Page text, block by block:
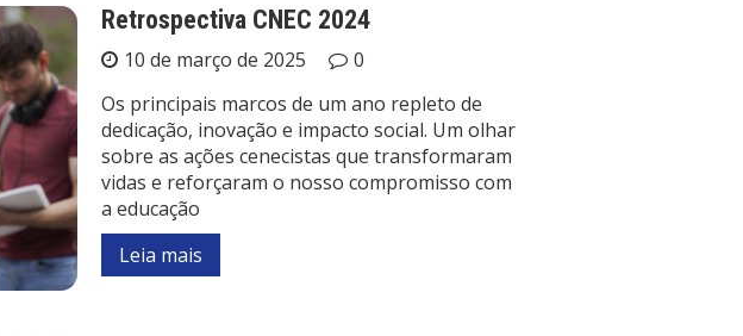
Retrospectiva CNEC 2024
10 de março de 2025
0
Os principais marcos de um ano repleto de
dedicação, inovação e impacto social. Um olhar
sobre as ações cenecistas que transformaram
vidas e reforçaram o nosso compromisso com
a educação
Leia mais